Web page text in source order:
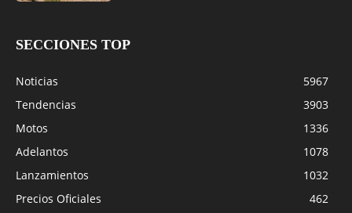
SECCIONES TOP
Noticias
5967
Tendencias
3903
Motos
1336
Adelantos
1078
Lanzamientos
1032
Precios Oficiales
462